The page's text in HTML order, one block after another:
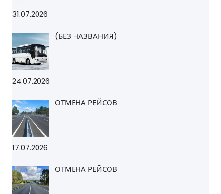
31.07.2026
(БЕЗ НАЗВАНИЯ)
24.07.2026
ОТМЕНА РЕЙСОВ
17.07.2026
ОТМЕНА РЕЙСОВ